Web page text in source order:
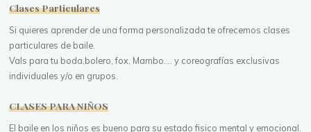
Clases Particulares
Si quieres aprender de una forma personalizada te ofrecemos clases
particulares de baile.
Vals para tu boda,bolero, fox, Mambo.... y coreografías exclusivas
individuales y/o en grupos.
CLASES PARA NIÑOS
El baile en los niños es bueno para su estado fisico mental y emocional.